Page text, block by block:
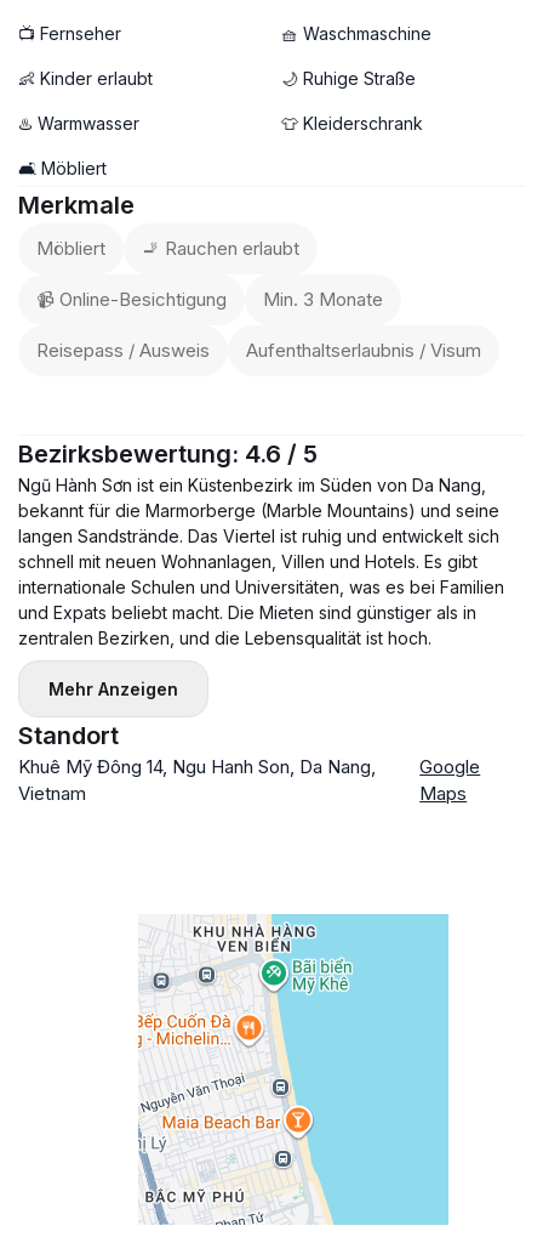
📺 Fernseher 🧺 Waschmaschine
👶 Kinder erlaubt 🌙 Ruhige Straße
♨️ Warmwasser 👕 Kleiderschrank
🛋️ Möbliert
Merkmale
Möbliert 🚬 Rauchen erlaubt
📹 Online-Besichtigung Min. 3 Monate
Reisepass / Ausweis Aufenthaltserlaubnis / Visum
Bezirksbewertung: 4.6 / 5
Ngũ Hành Sơn ist ein Küstenbezirk im Süden von Da Nang,
bekannt für die Marmorberge (Marble Mountains) und seine
langen Sandstrände. Das Viertel ist ruhig und entwickelt sich
schnell mit neuen Wohnanlagen, Villen und Hotels. Es gibt
internationale Schulen und Universitäten, was es bei Familien
und Expats beliebt macht. Die Mieten sind günstiger als in
zentralen Bezirken, und die Lebensqualität ist hoch.
Mehr Anzeigen
Standort
Khuê Mỹ Đông 14, Ngu Hanh Son, Da Nang,
Vietnam
Google
Maps